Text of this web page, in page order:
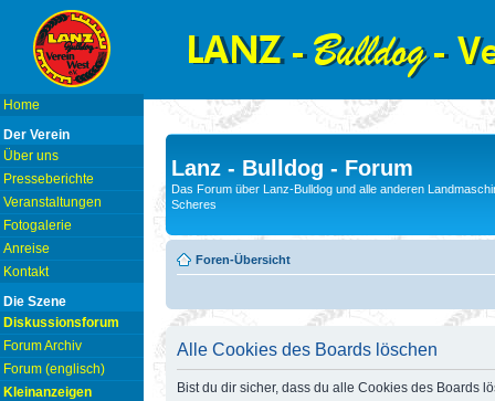
Home
Der Verein
Über uns
Presseberichte
Veranstaltungen
Fotogalerie
Anreise
Kontakt
Die Szene
Diskussionsforum
Forum Archiv
Forum (englisch)
Kleinanzeigen
Lanz - Bulldog - Forum
Das Forum über Lanz-Bulldog und alle anderen
Scheres
Foren-Übersicht
Alle Cookies des Boards löschen
Bist du dir sicher, dass du alle Cookies des Boards